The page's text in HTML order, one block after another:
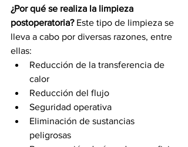
¿Por qué se realiza la limpieza
postoperatoria? Este tipo de limpieza se
lleva a cabo por diversas razones, entre
ellas:
Reducción de la transferencia de
calor
Reducción del flujo
Seguridad operativa
Eliminación de sustancias
peligrosas